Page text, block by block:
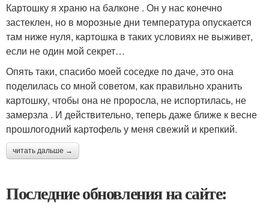
Картошку я храню на балконе . Он у нас конечно
застеклен, но в морозные дни температура опускается
там ниже нуля, картошка в таких условиях не выживет,
если не один мой секрет…
Опять таки, спасибо моей соседке по даче, это она
поделилась со мной советом, как правильно хранить
картошку, чтобы она не проросла, не испортилась, не
замерзла . И действительно, теперь даже ближе к весне
прошлогодний картофель у меня свежий и крепкий.
читать дальше →
Последние обновления на сайте: